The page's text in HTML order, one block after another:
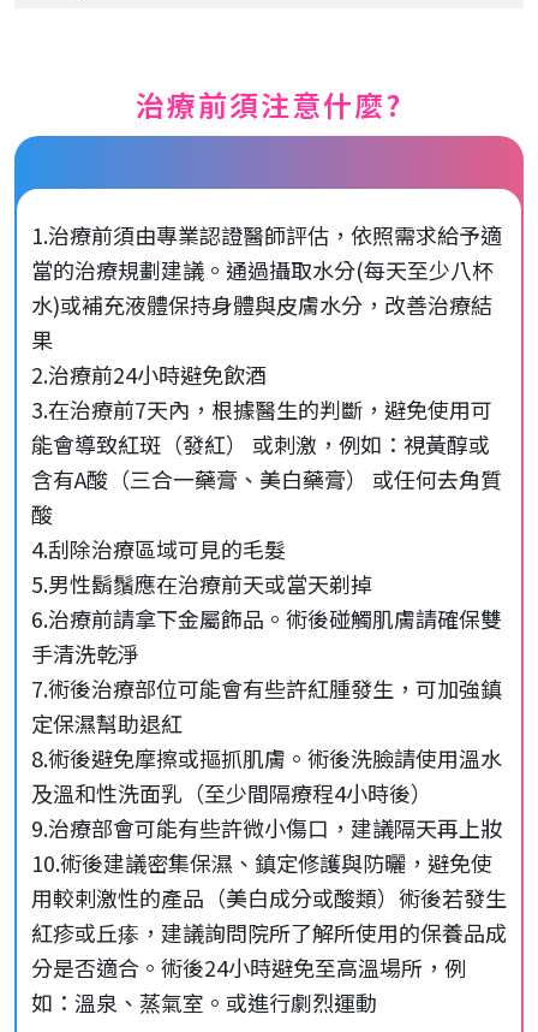
治療前須注意什麼?
1.治療前須由專業認證醫師評估，依照需求給予適
當的治療規劃建議。通過攝取水分(每天至少八杯
水)或補充液體保持身體與皮膚水分，改善治療結
果
2.治療前24小時避免飲酒
3.在治療前7天內，根據醫生的判斷，避免使用可
能會導致紅斑（發紅） 或刺激，例如：視黃醇或
含有A酸（三合一藥膏、美白藥膏） 或任何去角質
酸
4.刮除治療區域可見的毛髮
5.男性鬍鬚應在治療前天或當天剃掉
6.治療前請拿下金屬飾品。術後碰觸肌膚請確保雙
手清洗乾淨
7.術後治療部位可能會有些許紅腫發生，可加強鎮
定保濕幫助退紅
8.術後避免摩擦或摳抓肌膚。術後洗臉請使用溫水
及溫和性洗面乳（至少間隔療程4小時後）
9.治療部會可能有些許微小傷口，建議隔天再上妝
10.術後建議密集保濕、鎮定修護與防曬，避免使
用較剌激性的產品（美白成分或酸類）術後若發生
紅疹或丘瘆，建議詢問院所了解所使用的保養品成
分是否適合。術後24小時避免至高溫場所，例
如：溫泉、蒸氣室。或進行劇烈運動